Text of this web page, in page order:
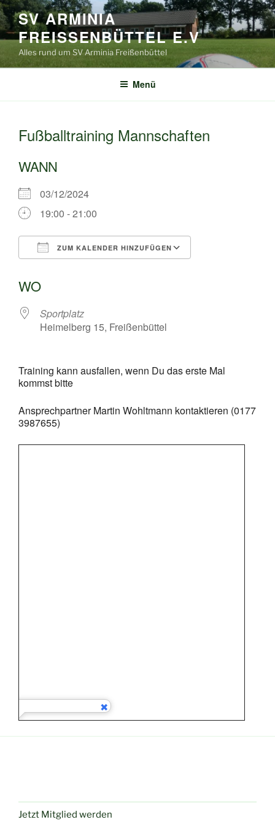
Zum
Inhalt
springen
SV ARMINIA
FREISSENBÜTTEL E.V
Alles rund um SV Arminia Freißenbüttel
Menü
Fußballtraining Mannschaften
WANN
03/12/2024
19:00 - 21:00
ZUM KALENDER HINZUFÜGEN
WO
Sportplatz
Heimelberg 15, Freißenbüttel
Training kann ausfallen, wenn Du das erste Mal
kommst bitte
Ansprechpartner Martin Wohltmann kontaktieren (0177
3987655)
Jetzt Mitglied werden